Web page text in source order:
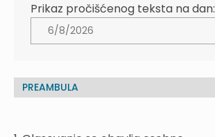
Prikaz pročišćenog teksta na dan:
PREAMBULA